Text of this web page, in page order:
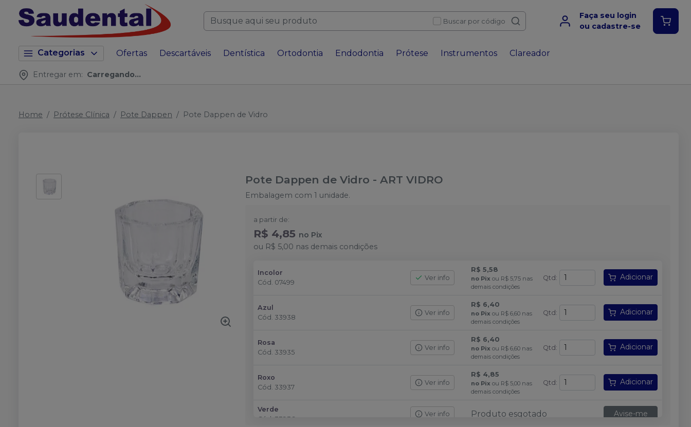
Buscar por código
Faça seu login
ou cadastre-se
Categorias Ofertas Descartáveis Dentística Ortodontia Endodontia Prótese Instrumentos Clareador
Entregar em: Carregando...
Home Prótese Clínica Pote Dappen Pote Dappen de Vidro
Pote Dappen de Vidro -ART VIDRO
Embalagem com 1 unidade.
a partir de:
R$ 4,85 no Pix
ou R$ 5,00 nas demais condições
Incolor
Cód. 07499
Ver info
R$ 5,58
no Pix ou R$ 5,75 nas
demais condições
Qtd : Adicionar
Azul
Cód. 33938
Ver info
R$ 6,40
no Pix ou R$ 6,60 nas
demais condições
Qtd : Adicionar
Rosa
Cód. 33935
Ver info
R$ 6,40
no Pix ou R$ 6,60 nas
demais condições
Qtd : Adicionar
Roxo
Cód. 33937
Ver info
R$ 4,85
no Pix ou R$ 5,00 nas
demais condições
Qtd : Adicionar
Verde
Cód. 33936
Ver info Produto esgotado Avise-me